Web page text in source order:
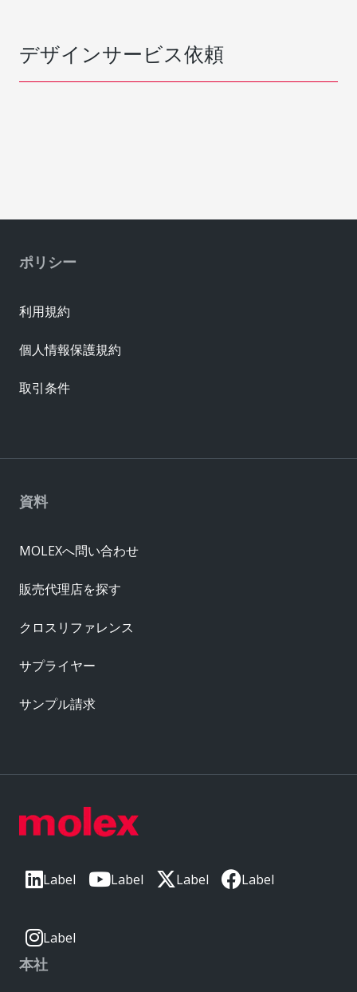
デザインサービス依頼
Label Label Label Label
Label
本社
資料
MOLEXへ問い合わせ
販売代理店を探す
クロスリファレンス
サプライヤー
サンプル請求
ポリシー
利用規約
個人情報保護規約
取引条件